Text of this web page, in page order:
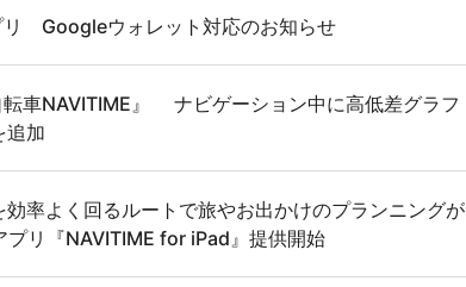
Googleウォレット対応のお知らせ
車NAVITIME』 ナビゲーション中に高低差グラフ
追加
率よく回るルートで旅やお出かけのプランニングが
プリ『NAVITIME for iPad』提供開始